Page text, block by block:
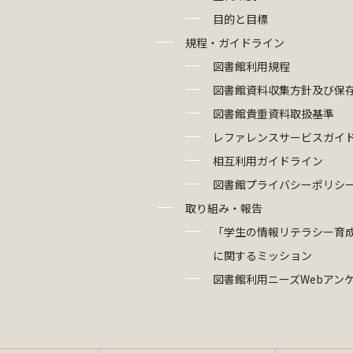
目的と目標
規程・ガイドライン
図書館利用規程
図書館資料収集方針及び保
図書館貴重資料取扱基準
レファレンスサービスガイ
相互利用ガイドライン
図書館プライバシーポリシ
取り組み・報告
「学生の情報リテラシー育
に関するミッション
図書館利用ニーズWebアン